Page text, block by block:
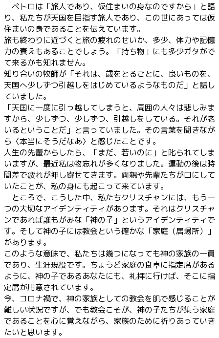
ペトロは「旅人であり、仮住まいの身なのですから」と語
り、私たちが天国を目指す旅人であり、この世にあっては仮
住まいの身であることを伝えています。
旅も終わりに近づくと旅の疲れのせいか、多少、体力や記憶
力の衰えもあることでしょう。「持ち物」にも多少ガタがで
て来るかも知れません。
知り合いの牧師が「それは、歳をとるごとに、良いものを、
天国へ少しずつ引越しをはじめているようなものだ」と話し
ていました。
「天国に一度に引っ越してしまうと、周囲の人々は悲しみま
すから、少しずつ、少しずつ、引越しをしている。それが老
いるということだ」と言っていました。その言葉を聞きなが
ら〈本当にそうだなあ〉と感じたことです。
人生の先輩からしたら、「まだ、若いのに」と叱られてしま
いますが、最近私は物忘れが多くなりました。運動の後は時
間差で疲れが押し寄せてきます。両親や先輩たちが口にして
いたことが、私の身にも起こって来ています。
ところで、こうした中、私たちクリスチャンには、もう一
つの大切なアイデンティティがあります。それはクリスチャ
ンであれば誰もがみな「神の子」というアイデンティティで
す。そして神の子には教会という確かな「家庭（居場所）」
があります。
このような意味で、私たちは幾つになっても神の家族の一員
であり、生涯現役です。ちょうど家庭の食卓に指定席がある
ように、神の子であるあなたにも、礼拝に行けば、そこに指
定席が用意されています。
今、コロナ禍で、神の家族としての教会を肌で感じることが
難しい状況ですが、でも教会こそが、神の子たちが集う家庭
であることを心に覚えながら、家族のために祈りあっていき
たいと思います。